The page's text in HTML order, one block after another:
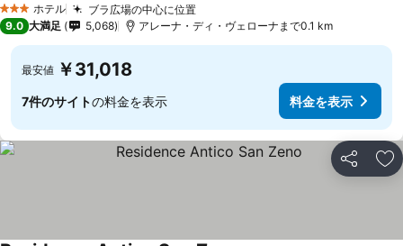
3 ホテルのランク
ホテル ブラ広場の中心に位置
9.0 大満足 5,068 アレーナ・ディ・ヴェローナまで0.1 km
最安値 ￥31,018
7件のサイトの料金を表示 料金を表示
シェア お